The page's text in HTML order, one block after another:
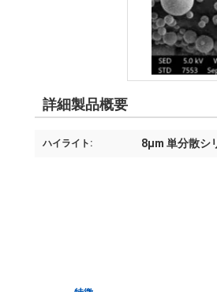
詳細製品概要
ハイライト: 8μm 単分散シ